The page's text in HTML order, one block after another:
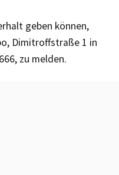
geben können,
Dimitroffstraße 1 in
zu melden.